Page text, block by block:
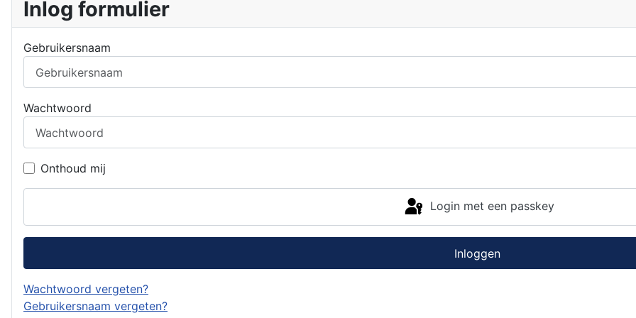
Inlog formulier
Gebruikersnaam
Wachtwoord
Onthoud mij
Login met een passkey
Inloggen
Wachtwoord vergeten?
Gebruikersnaam vergeten?